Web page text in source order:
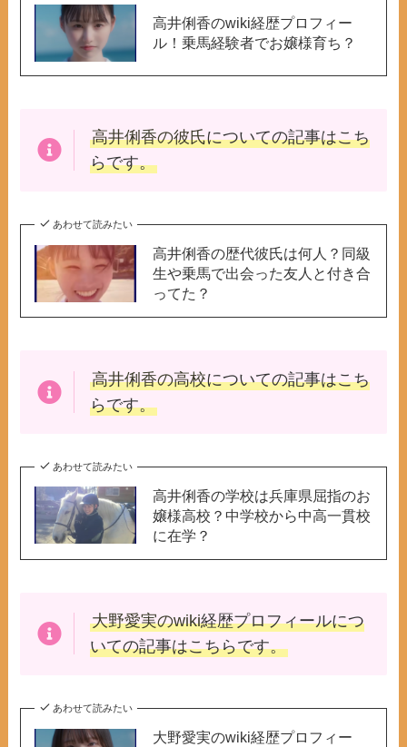
高井俐香のwiki経歴プロフィー
ル！乗馬経験者でお嬢様育ち？
高井俐香の彼氏についての記事はこち
らです。
あわせて読みたい
高井俐香の歴代彼氏は何人？同級
生や乗馬で出会った友人と付き合
ってた？
高井俐香の高校についての記事はこち
らです。
あわせて読みたい
高井俐香の学校は兵庫県屈指のお
嬢様高校？中学校から中高一貫校
に在学？
大野愛実のwiki経歴プロフィールにつ
いての記事はこちらです。
あわせて読みたい
大野愛実のwiki経歴プロフィー